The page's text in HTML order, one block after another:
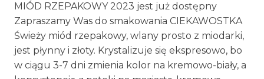
MIÓD RZEPAKOWY 2023 jest już dostępny
Zapraszamy Was do smakowania CIEKAWOSTKA
Świeży miód rzepakowy, wlany prosto z miodarki,
jest płynny i złoty. Krystalizuje się ekspresowo, bo
w ciągu 3-7 dni zmienia kolor na kremowo-biały, a